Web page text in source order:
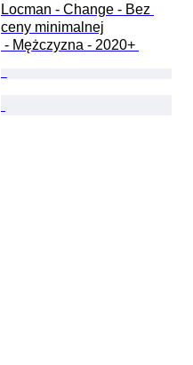
Locman - Change - Bez
ceny minimalnej
- Mężczyzna - 2020+